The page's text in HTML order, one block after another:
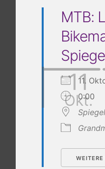
11
Okt.
MTB:
11.
0:00